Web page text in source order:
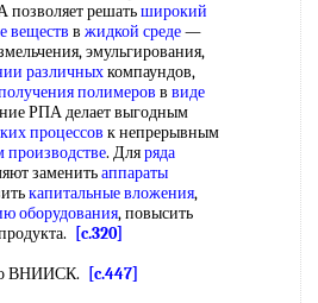
позволяет решатьширокий
веществ в жидкой среде—
эмульгирования,
различныхкомпаундов,
полимеров в виде
РПА делает выгодным
процессов к непрерывным
. Дляряда
заменитьаппараты
капитальные вложения,
оборудования, повысить
[c.320]
ВНИИСК.
[c.447]